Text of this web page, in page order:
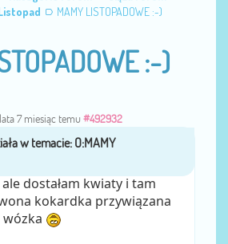
MAMY LISTOPADOWE :-)
:-)
7 miesiąc temu #492932
przezZuzu19
dostałam kwiaty i tam
kokardka przywiązana
wózka